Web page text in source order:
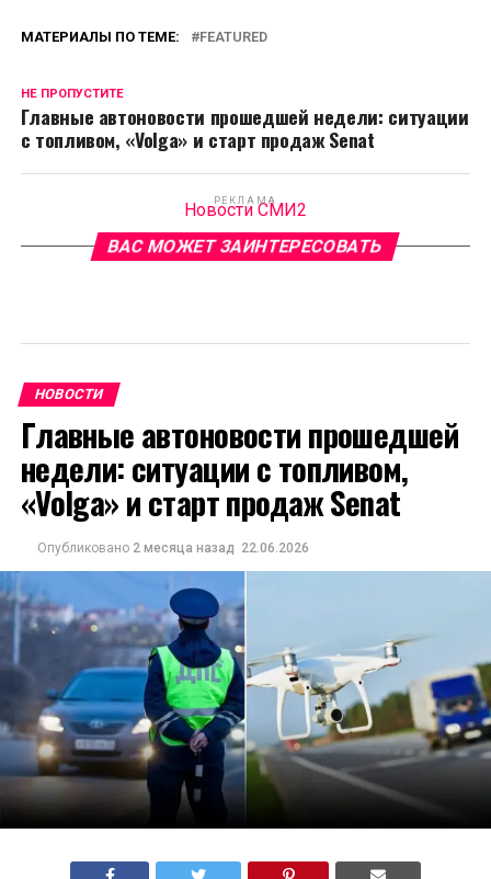
МАТЕРИАЛЫ ПО ТЕМЕ: FEATURED
НЕ ПРОПУСТИТЕ
Главные автоновости прошедшей недели: ситуации
с топливом, «Volga» и старт продаж Senat
РЕКЛАМА
Новости СМИ2
ВАС МОЖЕТ ЗАИНТЕРЕСОВАТЬ
НОВОСТИ
Главные автоновости прошедшей
недели: ситуации с топливом,
«Volga» и старт продаж Senat
Опубликовано 2 месяца назад 22.06.2026